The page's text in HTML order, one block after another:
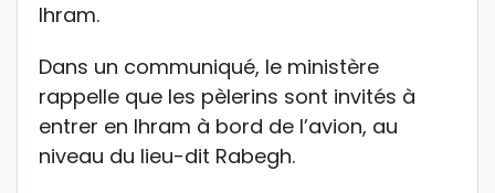
Ihram.
Dans un communiqué, le ministère
rappelle que les pèlerins sont invités à
entrer en Ihram à bord de l’avion, au
niveau du lieu-dit Rabegh.